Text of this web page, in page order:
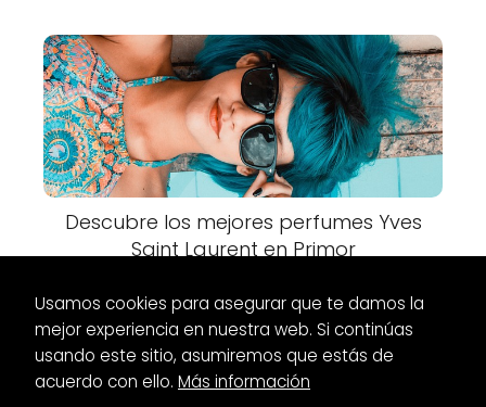
Descubre los mejores perfumes Yves
Saint Laurent en Primor
Cajas para zapatos: Organiza tu calzado
Usamos cookies para asegurar que te damos la
mejor experiencia en nuestra web. Si continúas
usando este sitio, asumiremos que estás de
acuerdo con ello. Más información